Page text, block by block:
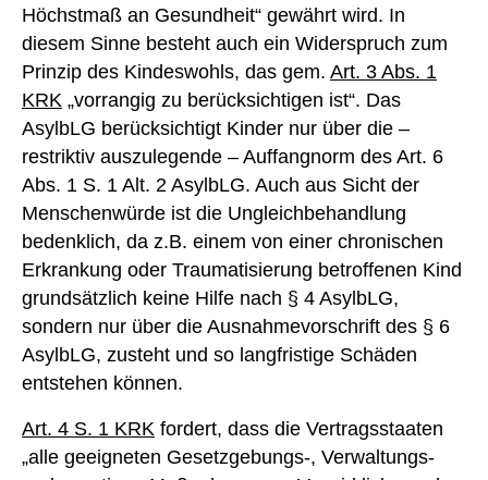
Höchstmaß an Gesundheit“ gewährt wird. In
diesem Sinne besteht auch ein Widerspruch zum
Prinzip des Kindeswohls, das gem. Art. 3 Abs. 1
KRK „vorrangig zu berücksichtigen ist“. Das
AsylbLG berücksichtigt Kinder nur über die –
restriktiv auszulegende – Auffangnorm des Art. 6
Abs. 1 S. 1 Alt. 2 AsylbLG. Auch aus Sicht der
Menschenwürde ist die Ungleichbehandlung
bedenklich, da z.B. einem von einer chronischen
Erkrankung oder Traumatisierung betroffenen Kind
grundsätzlich keine Hilfe nach § 4 AsylbLG,
sondern nur über die Ausnahmevorschrift des § 6
AsylbLG, zusteht und so langfristige Schäden
entstehen können.
Art. 4 S. 1 KRK fordert, dass die Vertragsstaaten
„alle geeigneten Gesetzgebungs-, Verwaltungs-